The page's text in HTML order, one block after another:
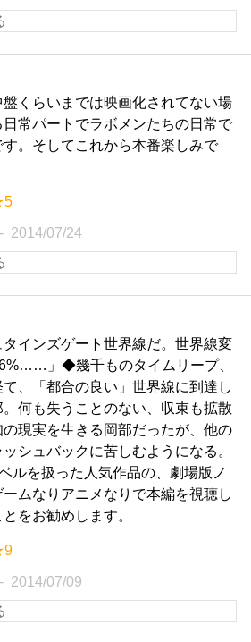
盤くらいまでは映画化されてない場
常パートでラボメンたちの日常で
。そしてこれから本番楽しみで
2014/07/24
タインズゲート世界線だ。世界線変
」◆幾千ものタイムリープ、
、「都合の良い」世界線に到達し
何も失うことのない、収束も拡散
の現実を生きる岡部だったが、他の
シュバックに苦しむようになる。
ルを扱った人気作品の、劇場版ノ
ムなりアニメなりで本編を視聴し
をお勧めします。
2014/07/09